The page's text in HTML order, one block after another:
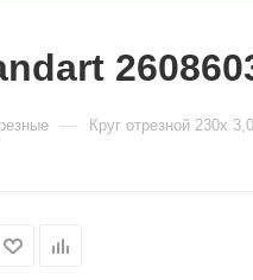
— Круг отрезной 230x